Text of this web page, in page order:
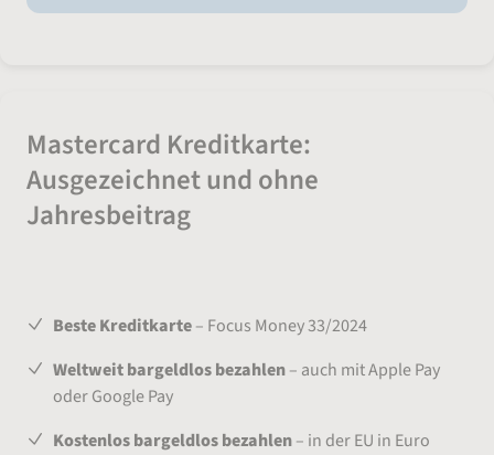
Mastercard Kreditkarte:
Ausgezeichnet und ohne
Jahresbeitrag
Beste Kreditkarte– Focus Money 33/2024
Weltweit bargeldlos bezahlen– auch mit Apple Pay
oder Google Pay
Kostenlos bargeldlos bezahlen– in der EU in Euro